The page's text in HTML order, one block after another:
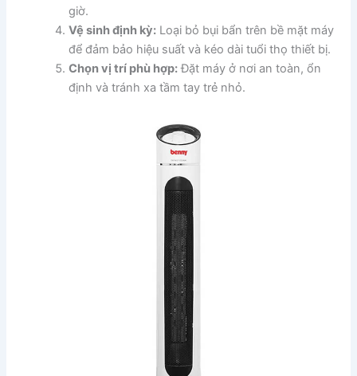
giờ.
Vệ sinh định kỳ: Loại bỏ bụi bẩn trên bề mặt máy
để đảm bảo hiệu suất và kéo dài tuổi thọ thiết bị.
Chọn vị trí phù hợp:Đặt máy ở nơi an toàn, ổn
định và tránh xa tầm tay trẻ nhỏ.